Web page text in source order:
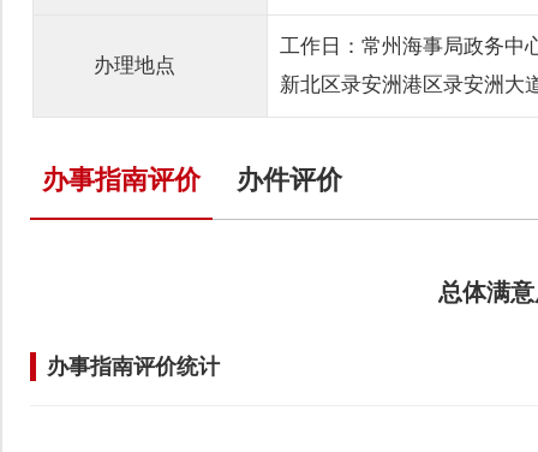
办理地点
工作日：常州海事局政务中
新北区录安洲港区录安洲大